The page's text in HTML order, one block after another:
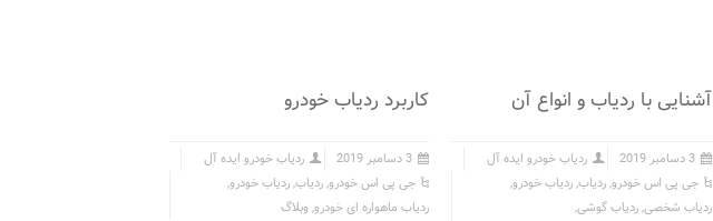
آشنایی با ردیاب و انواع آن
3 دسامبر 2019
ردیاب خودرو ایده آل
جی پی اس خودرو,ردیاب,ردیاب خودرو,
ردیاب شخصی,ردیاب گوشی,
کاربرد ردیاب خودرو
3 دسامبر 2019
ردیاب خودرو ایده آل
جی پی اس خودرو,ردیاب,ردیاب خودرو,
ردیاب ماهواره ای خودرو, وبلاگ